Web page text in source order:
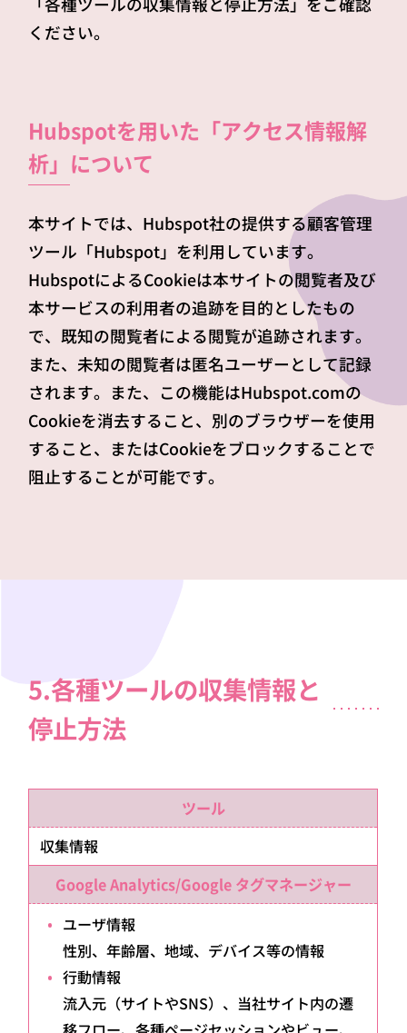
ください。
Hubspotを用いた「アクセス情報解
析」について
本サイトでは、Hubspot社の提供する顧客管理
ツール「Hubspot」を利用しています。
HubspotによるCookieは本サイトの閲覧者及び
本サービスの利用者の追跡を目的としたもの
で、既知の閲覧者による閲覧が追跡されます。
また、未知の閲覧者は匿名ユーザーとして記録
されます。また、この機能はHubspot.comの
Cookieを消去すること、別のブラウザーを使用
すること、またはCookieをブロックすることで
阻止することが可能です。
5.各種ツールの収集情報と
停止方法
ツール
収集情報
Google Analytics/Google タグマネージャー
ユーザ情報
性別、年齢層、地域、デバイス等の情報
行動情報
流入元（サイトやSNS）、当社サイト内の遷